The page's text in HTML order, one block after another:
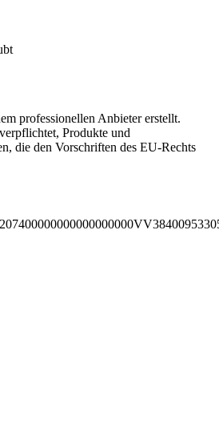
professionellen Anbieter erstellt.
Produkte und
die den Vorschriften des EU-Rechts